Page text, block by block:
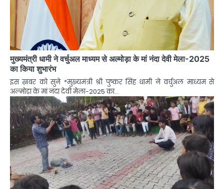
मुख्यमंत्री धामी ने वर्चुअल माध्यम से अल्मोड़ा के मां नंदा देवी मेला-2025
का किया शुभारंभ
इस ख़बर को सुने *मुख्यमंत्री श्री पुष्कर सिंह धामी ने वर्चुअल माध्यम से
अल्मोड़ा के मां नंदा देवी मेला-2025 का…